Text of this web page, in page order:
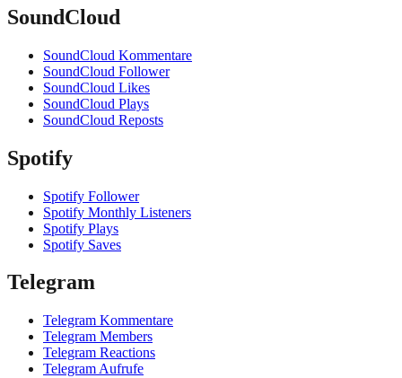
SoundCloud
SoundCloud Kommentare
SoundCloud Follower
SoundCloud Likes
SoundCloud Plays
SoundCloud Reposts
Spotify
Spotify Follower
Spotify Monthly Listeners
Spotify Plays
Spotify Saves
Telegram
Telegram Kommentare
Telegram Members
Telegram Reactions
Telegram Aufrufe